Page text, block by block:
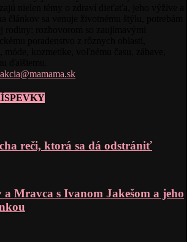
reči, ktorá sa dá odstrániť
Mravca s Ivanom Jakešom a jeho